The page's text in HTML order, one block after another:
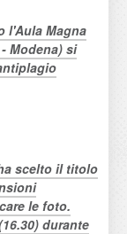
l'Aula Magna
Modena) si
scelto il titolo
le foto.
durante